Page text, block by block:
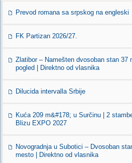
Prevod romana sa srpskog na engleski
FK Partizan 2026/27.
Zlatibor – Namešten dvosoban stan 37
pogled | Direktno od vlasnika
Dilucida intervalla Srbije
Kuća 209 m&#178; u Surčinu | 2
Blizu EXPO 2027
Novogradnja u Subotici – Dvosoban
mesto | Direktno od vlasnika